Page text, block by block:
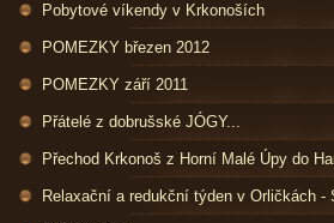
Pobytové víkendy v Krkonoších
POMEZKY březen 2012
POMEZKY září 2011
Přátelé z dobrušské JÓGY...
Přechod Krkonoš z Horní Malé Úpy do
Relaxační a redukční týden v Orličkách -